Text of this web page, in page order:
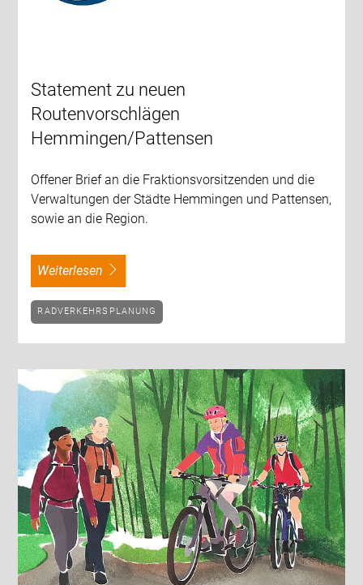
Statement zu neuen
Routenvorschlägen
Hemmingen/Pattensen
Offener Brief an die Fraktionsvorsitzenden und die
Verwaltungen der Städte Hemmingen und Pattensen,
sowie an die Region.
weiterlesen
RADVERKEHRSPLANUNG